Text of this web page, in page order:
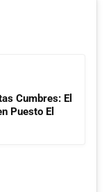
Cumbres: El
Puesto El